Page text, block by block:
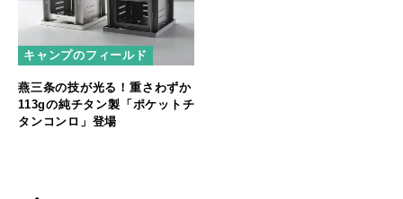
キャンプのフィールド
燕三条の技が光る！重さわずか
113gの純チタン製「ポケットチ
タンコンロ」登場